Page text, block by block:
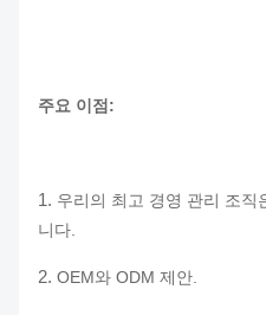
주요 이점:
1. 우리의 최고 경영 관리 조직
니다.
2. OEM와 ODM 제안.